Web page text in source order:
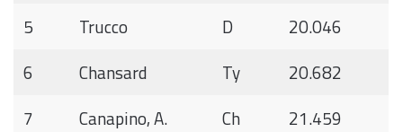
5
Trucco D
20.046
6
Chansard Ty
20.682
7
Canapino, A. Ch
21.459